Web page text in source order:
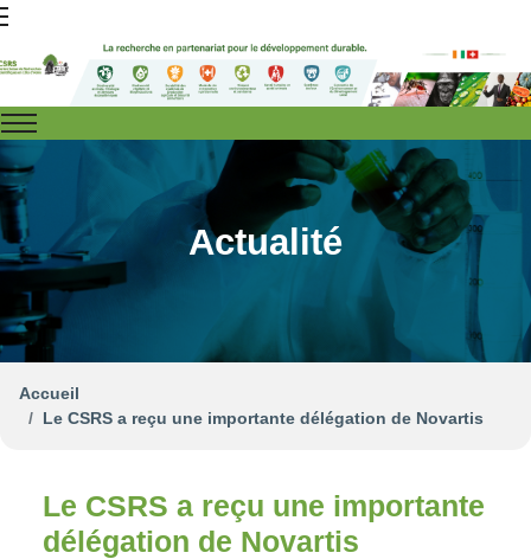
Actualité
Accueil
Le CSRS a reçu une importante délégation de Novartis
Le CSRS a reçu une importante
délégation de Novartis